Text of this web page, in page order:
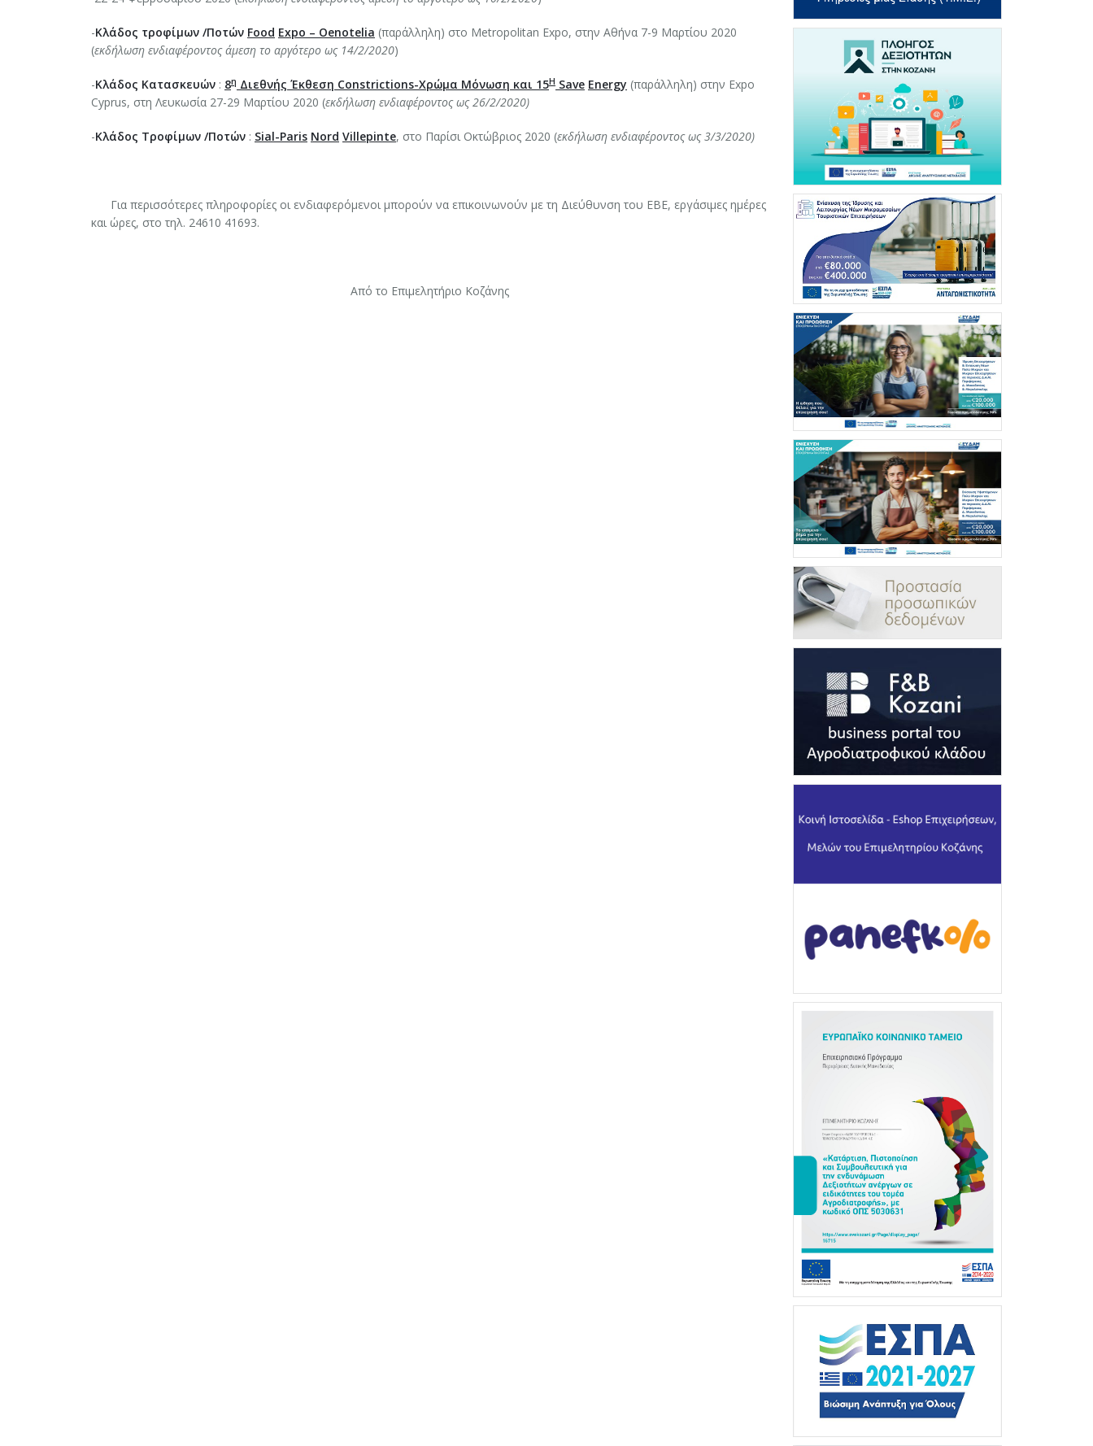
-Κλάδος τροφίμων /Ποτών Food Expo – Oenotelia (παράλληλη) στο Metropolitan Expo, στην Αθήνα 7-9 Μαρτίου 2020
(εκδήλωση ενδιαφέροντος άμεση το αργότερο ως 14/2/2020)
-Κλάδος Κατασκευών : 8η Διεθνής Έκθεση Constrictions-Χρώμα Μόνωση και 15Η Save Energy (παράλληλη) στην Expo
Cyprus, στη Λευκωσία 27-29 Μαρτίου 2020 (εκδήλωση ενδιαφέροντος ως 26/2/2020)
-Κλάδος Τροφίμων /Ποτών : Sial-Paris Nord Villepinte, στο Παρίσι Οκτώβριος 2020 (εκδήλωση ενδιαφέροντος ως 3/3/2020)
Για περισσότερες πληροφορίες οι ενδιαφερόμενοι μπορούν να επικοινωνούν με τη Διεύθυνση του ΕΒΕ, εργάσιμες ημέρες
και ώρες, στο τηλ. 24610 41693.
Από το Επιμελητήριο Κοζάνης